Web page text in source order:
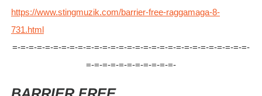
https://www.stingmuzik.com/barrier-free-raggamaga-8-
731.html
=-=-=-=-=-=-=-=-=-=-=-=-=-=-=-=-=-=-=-=-=-=-=-=-=-=-=-=-=-
=-=-=-=-=-=-=-=-=-=-=-